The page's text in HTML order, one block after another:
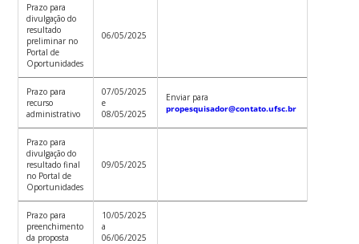
Prazo para
divulgação do
resultado
preliminar no
Portal de
Oportunidades
06/05/2025
Prazo para
recurso
administrativo
07/05/2025
e
08/05/2025
Enviar para
propesquisador@contato.ufsc.br
Prazo para
divulgação do
resultado final
no Portal de
Oportunidades
09/05/2025
Prazo para
preenchimento
da proposta
10/05/2025
a
06/06/2025